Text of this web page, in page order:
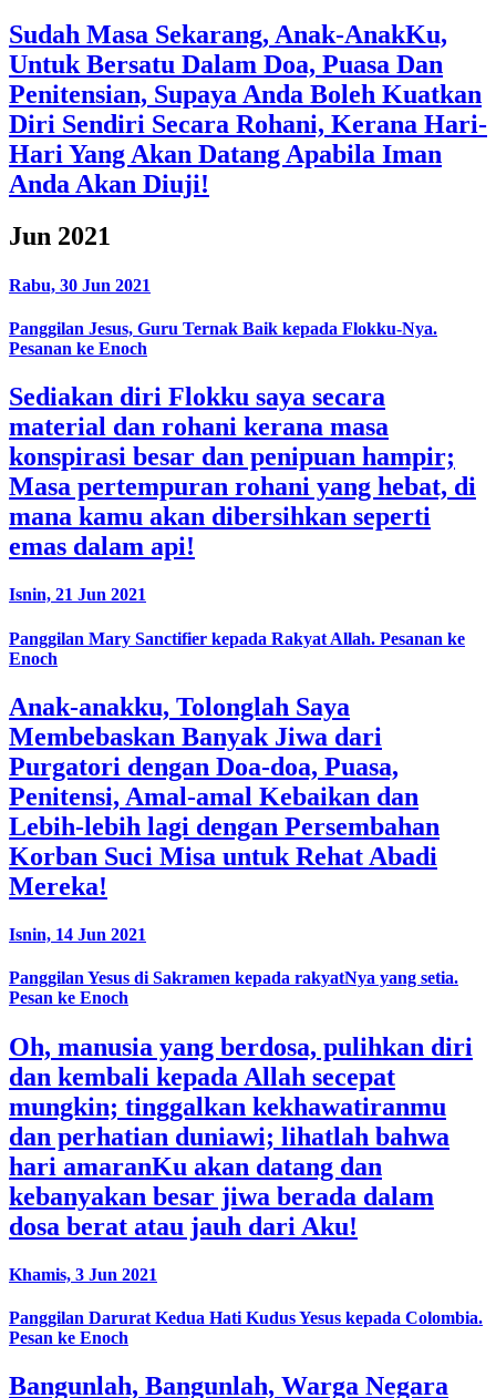
Sudah Masa Sekarang, Anak-AnakKu,
Untuk Bersatu Dalam Doa, Puasa Dan
Penitensian, Supaya Anda Boleh Kuatkan
Diri Sendiri Secara Rohani, Kerana Hari-
Hari Yang Akan Datang Apabila Iman
Anda Akan Diuji!
Jun 2021
Rabu, 30 Jun 2021
Panggilan Jesus, Guru Ternak Baik kepada Flokku-Nya.
Pesanan ke Enoch
Sediakan diri Flokku saya secara
material dan rohani kerana masa
konspirasi besar dan penipuan hampir;
Masa pertempuran rohani yang hebat, di
mana kamu akan dibersihkan seperti
emas dalam api!
Isnin, 21 Jun 2021
Panggilan Mary Sanctifier kepada Rakyat Allah. Pesanan ke
Enoch
Anak-anakku, Tolonglah Saya
Membebaskan Banyak Jiwa dari
Purgatori dengan Doa-doa, Puasa,
Penitensi, Amal-amal Kebaikan dan
Lebih-lebih lagi dengan Persembahan
Korban Suci Misa untuk Rehat Abadi
Mereka!
Isnin, 14 Jun 2021
Panggilan Yesus di Sakramen kepada rakyatNya yang setia.
Pesan ke Enoch
Oh, manusia yang berdosa, pulihkan diri
dan kembali kepada Allah secepat
mungkin; tinggalkan kekhawatiranmu
dan perhatian duniawi; lihatlah bahwa
hari amaranKu akan datang dan
kebanyakan besar jiwa berada dalam
dosa berat atau jauh dari Aku!
Khamis, 3 Jun 2021
Panggilan Darurat Kedua Hati Kudus Yesus kepada Colombia.
Pesan ke Enoch
Bangunlah, Bangunlah, Warga Negara